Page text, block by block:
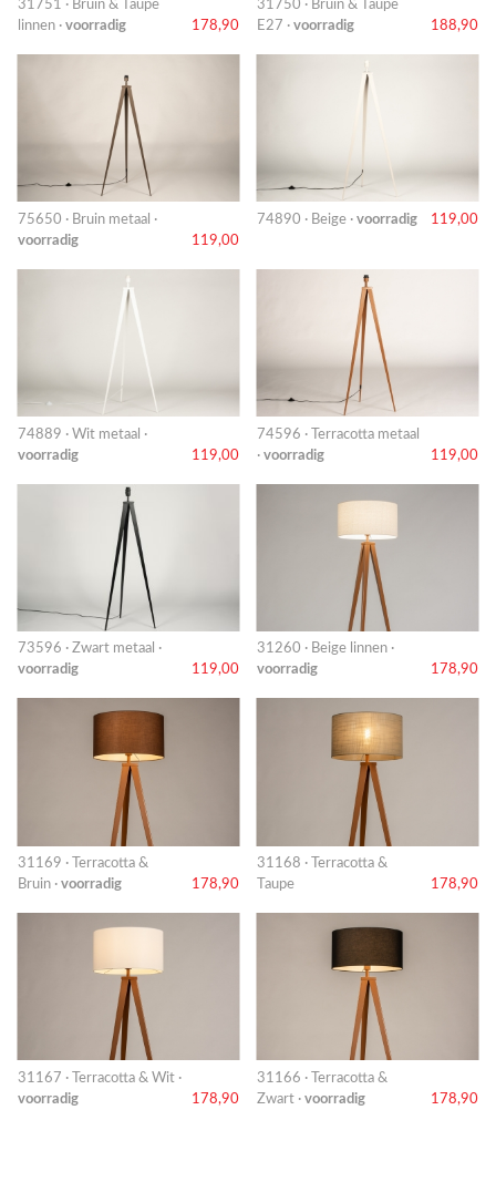
31751 · Bruin & Taupe
linnen · voorradig 178,90
31750 · Bruin & Taupe
E27 · voorradig 188,90
75650 · Bruin metaal ·
voorradig
119,00
74890 · Beige · voorradig 119,00
74889 · Wit metaal ·
voorradig
119,00
74596 · Terracotta metaal
· voorradig 119,00
73596 · Zwart metaal ·
voorradig
119,00
31260 · Beige linnen ·
voorradig
178,90
31169 · Terracotta &
Bruin · voorradig 178,90
31168 · Terracotta &
Taupe
178,90
31167 · Terracotta & Wit ·
voorradig
178,90
31166 · Terracotta &
Zwart · voorradig 178,90